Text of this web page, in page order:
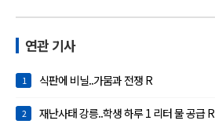
연관 기사
1 식판에 비닐..가뭄과 전쟁 R
2 재난사태 강릉..학생 하루 1 리터 물 공급 R